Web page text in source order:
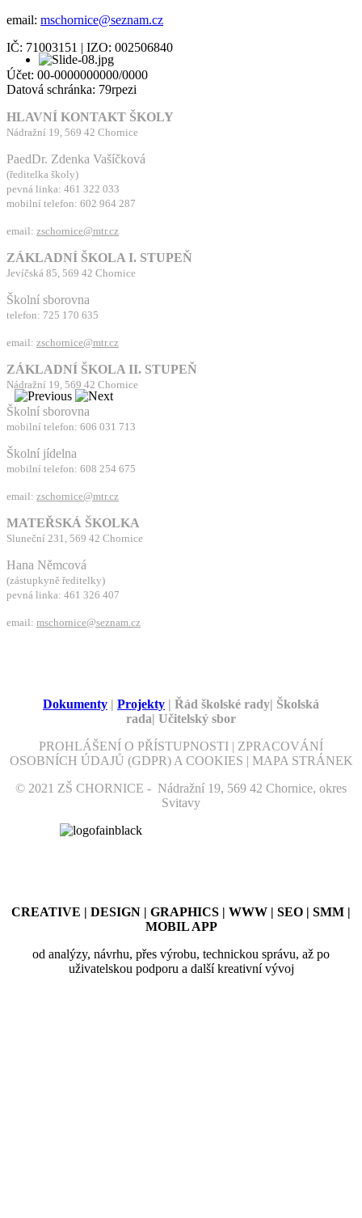
email: mschornice@seznam.cz
IČ: 71003151 | IZO: 002506840
Účet: 00-0000000000/0000
Datová schránka: 79rpezi
HLAVNÍ KONTAKT ŠKOLY
Nádražní 19, 569 42 Chornice
PaedDr. Zdenka Vašíčková
(ředitelka školy)
pevná linka: 461 322 033
mobilní telefon: 602 964 287
email: zschornice@mtr.cz
ZÁKLADNÍ ŠKOLA I. STUPEŇ
Jevíčská 85, 569 42 Chornice
Školní sborovna
telefon: 725 170 635
email: zschornice@mtr.cz
ZÁKLADNÍ ŠKOLA II. STUPEŇ
Nádražní 19, 569 42 Chornice
Školní sborovna
mobilní telefon: 606 031 713
Školní jídelna
mobilní telefon: 608 254 675
email: zschornice@mtr.cz
MATEŘSKÁ ŠKOLKA
Sluneční 231, 569 42 Chornice
Hana Němcová
(zástupkyně ředitelky)
pevná linka: 461 326 407
email: mschornice@seznam.cz
Dokumenty | Projekty | Řád školské rady| Školská
rada| Učitelský sbor
PROHLÁŠENÍ O PŘÍSTUPNOSTI | ZPRACOVÁNÍ
OSOBNÍCH ÚDAJŮ (GDPR) A COOKIES | MAPA STRÁNEK
© 2021 ZŠ CHORNICE - Nádražní 19, 569 42 Chornice, okres
Svitavy
CREATIVE | DESIGN | GRAPHICS | WWW | SEO | SMM |
MOBIL APP
od analýzy, návrhu, přes výrobu, technickou správu, až po
uživatelskou podporu a další kreativní vývoj